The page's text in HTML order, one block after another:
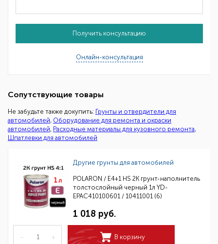
Получить консультацию
Онлайн-консультация
Сопутствующие товары
Не забудьте также докупить: Грунты и отвердители для
автомобилей, Оборудование для ремонта и окраски
автомобилей, Расходные материалы для кузовного ремонта,
Шпатлевки для автомобилей
Другие грунты для автомобилей
POLARON / E4+1 HS 2K грунт-наполнитель
толстослойный черный 1л YD-
EPAC410100601 / 10411001 (6)
1 018 руб.
– + В корзину